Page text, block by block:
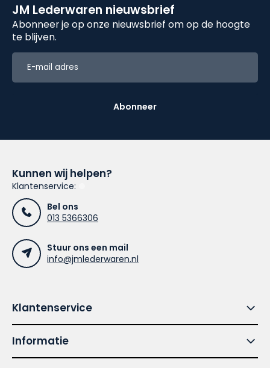
JM Lederwaren nieuwsbrief
Abonneer je op onze nieuwsbrief om op de hoogte
te blijven.
Abonneer
Kunnen wij helpen?
Klantenservice:
Bel ons
013 5366306
Stuur ons een mail
info@jmlederwaren.nl
Klantenservice
Informatie